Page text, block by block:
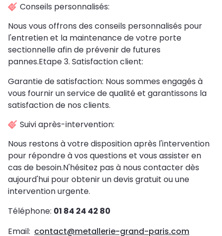
Conseils personnalisés:
Nous vous offrons des conseils personnalisés pour
l'entretien et la maintenance de votre porte
sectionnelle afin de prévenir de futures
pannes.Etape 3. Satisfaction client:
Garantie de satisfaction: Nous sommes engagés à
vous fournir un service de qualité et garantissons la
satisfaction de nos clients.
Suivi après-intervention:
Nous restons à votre disposition après l'intervention
pour répondre à vos questions et vous assister en
cas de besoin.N'hésitez pas à nous contacter dès
aujourd'hui pour obtenir un devis gratuit ou une
intervention urgente.
Téléphone: 01 84 24 42 80
Email: contact@metallerie-grand-paris.com